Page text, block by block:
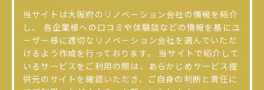
当サイトは大阪府のリノベーション会社の情報を紹介
し、 各企業様への口コミや体験談などの情報を基にユ
ーザー様に適切なリノベーション会社を選んでいただ
けるよう作成を行っております。 当サイトで紹介して
いるサービスをご利用の際は、あらかじめサービス提
供元のサイトを確認いただき、ご自身の判断と責任に